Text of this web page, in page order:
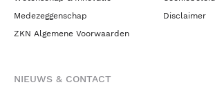
Medezeggenschap
ZKN Algemene Voorwaarden
Disclaimer
NIEUWS & CONTACT